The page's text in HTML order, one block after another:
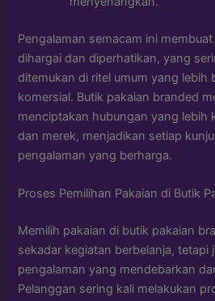
Pengalaman semacam ini
dihargai dan diperhatikan, yang
ditemukan di ritel umum yang lebih
komersial. Butik pakaian branded
menciptakan hubungan yang lebih
dan merek, menjadikan setiap
pengalaman yang berharga.
Proses Pemilihan Pakaian di Butik
Memilih pakaian di butik pakaian
sekadar kegiatan berbelanja, tetapi
pengalaman yang mendebarkan
Pelanggan sering kali melakukan